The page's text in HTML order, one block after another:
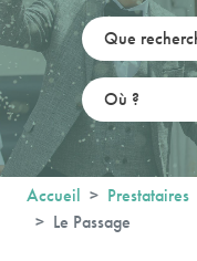
Accueil Prestataires
Le Passage